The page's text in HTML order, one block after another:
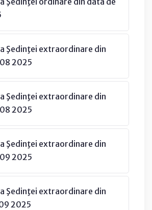
Şedinţei extraordinare din
2025
Şedinţei extraordinare din
2025
Şedinţei extraordinare din
2025
Şedinţei extraordinare din
2025